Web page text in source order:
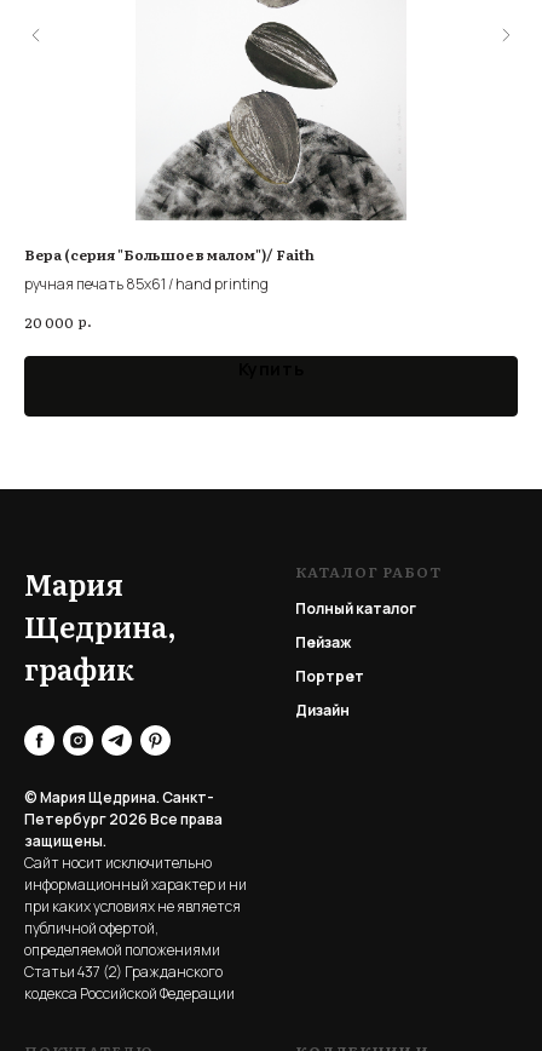
Вера (серия "Большое в малом")/ Faith
ручная печать 85x61 / hand printing
20 000 р.
Мария
Щедрина,
график
© Мария Щедрина. Санкт-
Петербург 2026Все права
защищены.
Сайт носит исключительно
информационный характер и ни
при каких условиях не является
публичной офертой,
определяемой положениями
Статьи 437 (2) Гражданского
кодекса Российской Федерации
КАТАЛОГ РАБОТ
Полный каталог
Пейзаж
Портрет
Дизайн